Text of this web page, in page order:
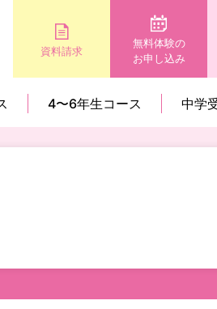
資料請求
無料体験の
お申し込み
4〜6年生コース 中学